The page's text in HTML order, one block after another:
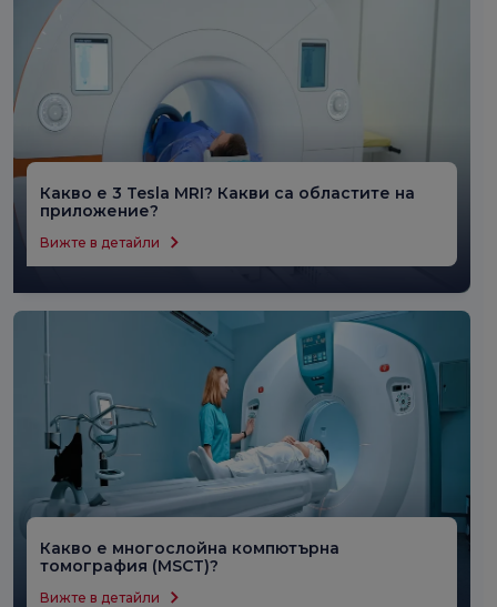
анализ на вълнов фронт, той изследва подробно
оптичните грешки и аномалии в окото и предоставя
информация за персонализирано лечение и
при диагностициране на очни заболявания, оценки
преди лазерна очна хирургия и съвместимост с
контактни лещи.
Какво е 3 Tesla MRI? Какви са областите на
приложение?
Вижте в детайли
Какво е многослойна компютърна
томография (MSCT)?
Вижте в детайли